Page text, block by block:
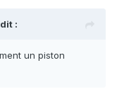
:
un piston